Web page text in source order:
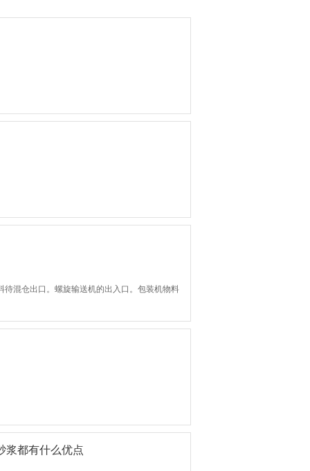
混仓出口。螺旋输送机的出入口。包装机物料
浆都有什么优点